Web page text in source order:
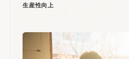
生産性向上